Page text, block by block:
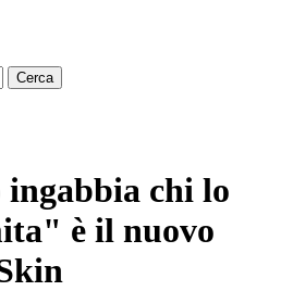
chi lo
è il nuovo